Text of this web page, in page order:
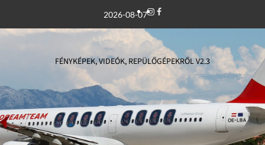
content
2026-08-07Instagram
Facebook
FÉNYKÉPEK, VIDEÓK, REPÜLŐGÉPEKRŐL V2.3